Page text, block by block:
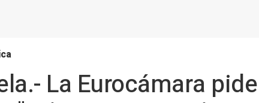
La Eurocámara